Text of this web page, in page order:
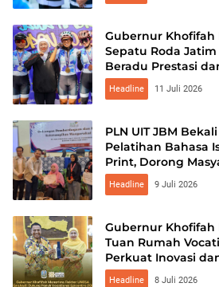
Gubernur Khofifah
Sepatu Roda
Beradu Prestasi
Headline 11 Juli 2026
PLN UIT JBM
Pelatihan Bahasa
Print, Dorong
Probolinggo
Headline 9 Juli 2026
Gubernur Khofifah
Tuan Rumah
Perkuat Inovasi
Vokasi
Headline 8 Juli 2026